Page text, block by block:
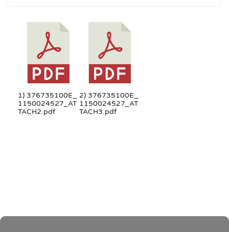
1) 376735100E_
1150024527_AT
TACH2.pdf
2) 376735100E_
1150024527_AT
TACH3.pdf